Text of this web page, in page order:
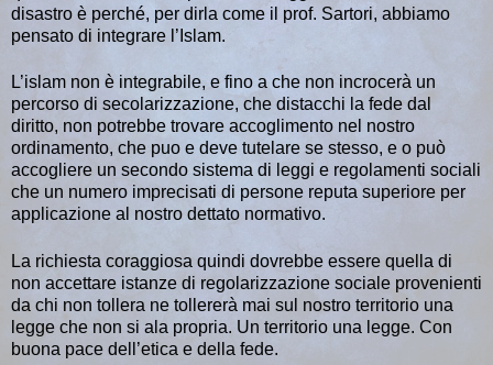
disastro è perché, per dirla come il prof. Sartori, abbiamo
pensato di integrare l’Islam.
L’islam non è integrabile, e fino a che non incrocerà un
percorso di secolarizzazione, che distacchi la fede dal
diritto, non potrebbe trovare accoglimento nel nostro
ordinamento, che puo e deve tutelare se stesso, e o può
accogliere un secondo sistema di leggi e regolamenti sociali
che un numero imprecisati di persone reputa superiore per
applicazione al nostro dettato normativo.
La richiesta coraggiosa quindi dovrebbe essere quella di
non accettare istanze di regolarizzazione sociale provenienti
da chi non tollera ne tollererà mai sul nostro territorio una
legge che non si ala propria. Un territorio una legge. Con
buona pace dell’etica e della fede.